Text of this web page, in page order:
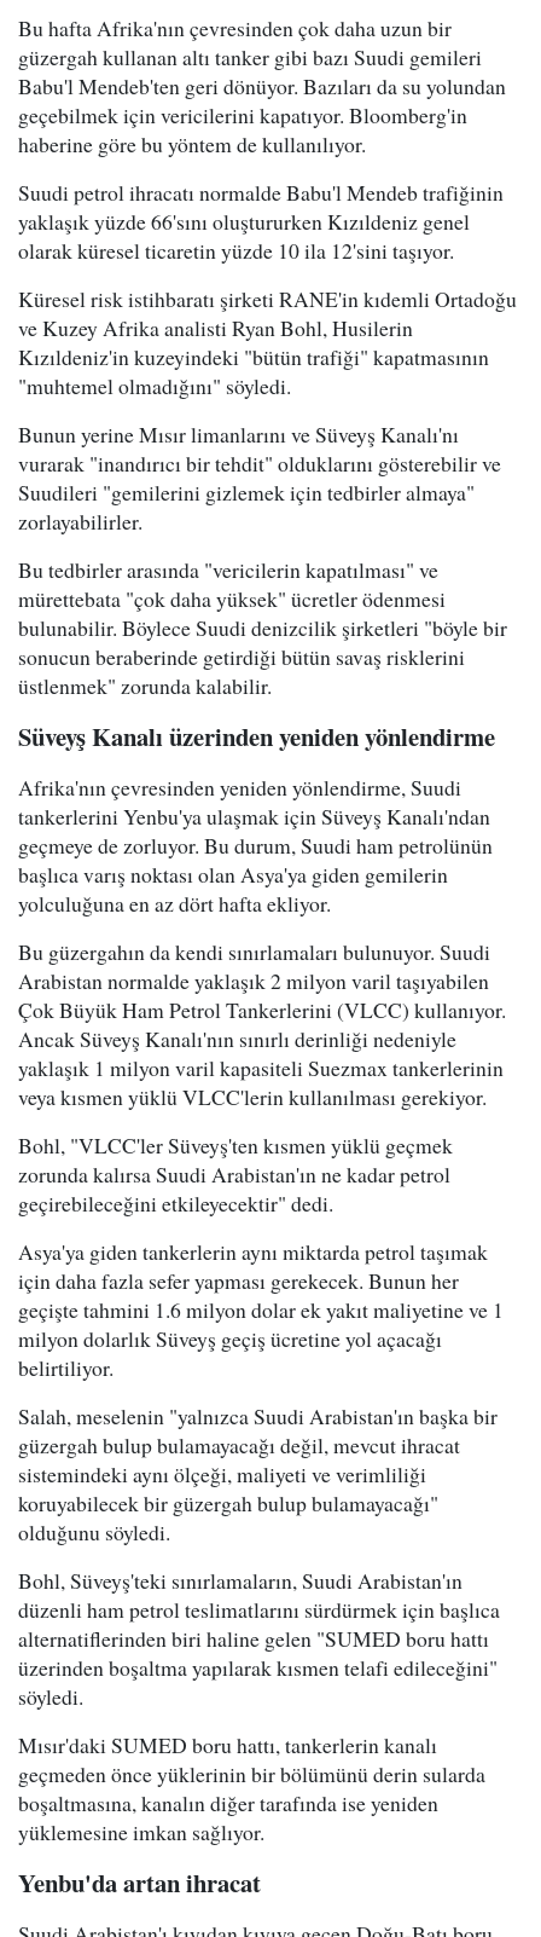
Bu hafta Afrika'nın çevresinden çok daha uzun bir
güzergah kullanan altı tanker gibi bazı Suudi gemileri
Babu'l Mendeb'ten geri dönüyor. Bazıları da su yolundan
geçebilmek için vericilerini kapatıyor. Bloomberg'in
haberine göre bu yöntem de kullanılıyor.
Suudi petrol ihracatı normalde Babu'l Mendeb trafiğinin
yaklaşık yüzde 66'sını oluştururken Kızıldeniz genel
olarak küresel ticaretin yüzde 10 ila 12'sini taşıyor.
Küresel risk istihbaratı şirketi RANE'in kıdemli Ortadoğu
ve Kuzey Afrika analisti Ryan Bohl, Husilerin
Kızıldeniz'in kuzeyindeki "bütün trafiği" kapatmasının
"muhtemel olmadığını" söyledi.
Bunun yerine Mısır limanlarını ve Süveyş Kanalı'nı
vurarak "inandırıcı bir tehdit" olduklarını gösterebilir ve
Suudileri "gemilerini gizlemek için tedbirler almaya"
zorlayabilirler.
Bu tedbirler arasında "vericilerin kapatılması" ve
mürettebata "çok daha yüksek" ücretler ödenmesi
bulunabilir. Böylece Suudi denizcilik şirketleri "böyle bir
sonucun beraberinde getirdiği bütün savaş risklerini
üstlenmek" zorunda kalabilir.
Süveyş Kanalı üzerinden yeniden yönlendirme
Afrika'nın çevresinden yeniden yönlendirme, Suudi
tankerlerini Yenbu'ya ulaşmak için Süveyş Kanalı'ndan
geçmeye de zorluyor. Bu durum, Suudi ham petrolünün
başlıca varış noktası olan Asya'ya giden gemilerin
yolculuğuna en az dört hafta ekliyor.
Bu güzergahın da kendi sınırlamaları bulunuyor. Suudi
Arabistan normalde yaklaşık 2 milyon varil taşıyabilen
Çok Büyük Ham Petrol Tankerlerini (VLCC) kullanıyor.
Ancak Süveyş Kanalı'nın sınırlı derinliği nedeniyle
yaklaşık 1 milyon varil kapasiteli Suezmax tankerlerinin
veya kısmen yüklü VLCC'lerin kullanılması gerekiyor.
Bohl, "VLCC'ler Süveyş'ten kısmen yüklü geçmek
zorunda kalırsa Suudi Arabistan'ın ne kadar petrol
geçirebileceğini etkileyecektir" dedi.
Asya'ya giden tankerlerin aynı miktarda petrol taşımak
için daha fazla sefer yapması gerekecek. Bunun her
geçişte tahmini 1.6 milyon dolar ek yakıt maliyetine ve 1
milyon dolarlık Süveyş geçiş ücretine yol açacağı
belirtiliyor.
Salah, meselenin "yalnızca Suudi Arabistan'ın başka bir
güzergah bulup bulamayacağı değil, mevcut ihracat
sistemindeki aynı ölçeği, maliyeti ve verimliliği
koruyabilecek bir güzergah bulup bulamayacağı"
olduğunu söyledi.
Bohl, Süveyş'teki sınırlamaların, Suudi Arabistan'ın
düzenli ham petrol teslimatlarını sürdürmek için başlıca
alternatiflerinden biri haline gelen "SUMED boru hattı
üzerinden boşaltma yapılarak kısmen telafi edileceğini"
söyledi.
Mısır'daki SUMED boru hattı, tankerlerin kanalı
geçmeden önce yüklerinin bir bölümünü derin sularda
boşaltmasına, kanalın diğer tarafında ise yeniden
yüklemesine imkan sağlıyor.
Yenbu'da artan ihracat